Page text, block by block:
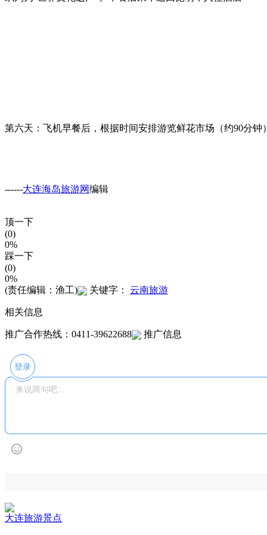
第六天：飞机早餐后，根据时间安排游览鲜花市场（约90分
------大连海岛旅游网编辑
顶一下
(0)
0%
踩一下
(0)
0%
(责任编辑：渔工)
关键字： 云南旅游
相关信息
推广合作热线：0411-39622688 推广信息
登录
大连旅游景点